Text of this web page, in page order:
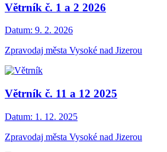
Větrník č. 1 a 2 2026
Datum: 9. 2. 2026
Zpravodaj města Vysoké nad Jizerou
Větrník č. 11 a 12 2025
Datum: 1. 12. 2025
Zpravodaj města Vysoké nad Jizerou